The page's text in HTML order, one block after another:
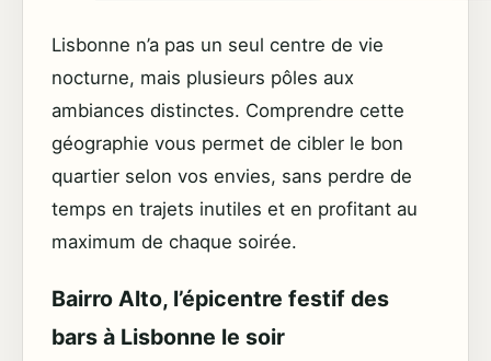
Lisbonne n’a pas un seul centre de vie
nocturne, mais plusieurs pôles aux
ambiances distinctes. Comprendre cette
géographie vous permet de cibler le bon
quartier selon vos envies, sans perdre de
temps en trajets inutiles et en profitant au
maximum de chaque soirée.
Bairro Alto, l’épicentre festif des
bars à Lisbonne le soir